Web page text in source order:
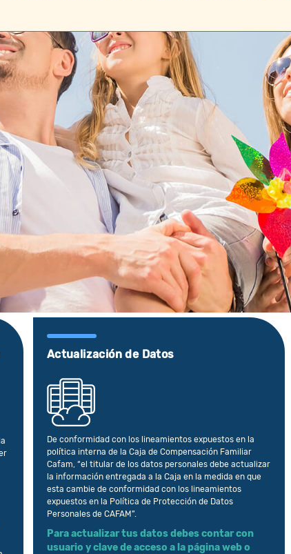
Actualización de Datos
De conformidad con los lineamientos expuestos en la
política interna de la Caja de Compensación Familiar
Cafam, “el titular de los datos personales debe actualizar
la información entregada a la Caja en la medida en que
esta cambie de conformidad con los lineamientos
expuestos en la Política de Protección de Datos
Personales de CAFAM”.
Para actualizar tus datos debes contar con
usuario y clave de acceso a la página web o